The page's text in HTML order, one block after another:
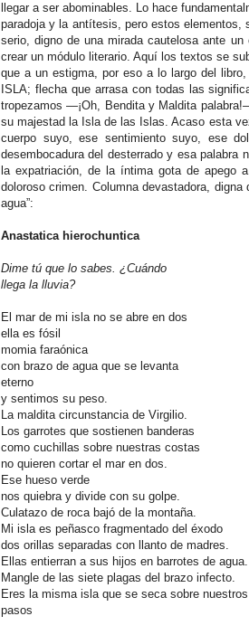
llegar a ser abominables. Lo hace
paradoja y la antítesis, pero estos elementos,
serio, digno de una mirada cautelosa ante
crear un módulo literario. Aquí los textos se
que a un estigma, por eso a lo largo del
ISLA; flecha que arrasa con todas las
tropezamos —¡Oh, Bendita y Maldita
su majestad la Isla de las Islas. Acaso esta
cuerpo suyo, ese sentimiento suyo, ese
desembocadura del desterrado y esa palabra
la expatriación, de la íntima gota de apego
doloroso crimen. Columna devastadora, digna
agua”:
Anastatica hierochuntica
Dime tú que lo sabes. ¿Cuándo
llega la lluvia?
El mar de mi isla no se abre en dos
ella es fósil
momia faraónica
con brazo de agua que se levanta
eterno
y sentimos su peso.
La maldita circunstancia de Virgilio.
Los garrotes que sostienen banderas
como cuchillas sobre nuestras costas
no quieren cortar el mar en dos.
Ese hueso verde
nos quiebra y divide con su golpe.
Culatazo de roca bajó de la montaña.
Mi isla es peñasco fragmentado del éxodo
dos orillas separadas con llanto de madres.
Ellas entierran a sus hijos en barrotes de agua.
Mangle de las siete plagas del brazo infecto.
Eres la misma isla que se seca sobre nuestros
pasos